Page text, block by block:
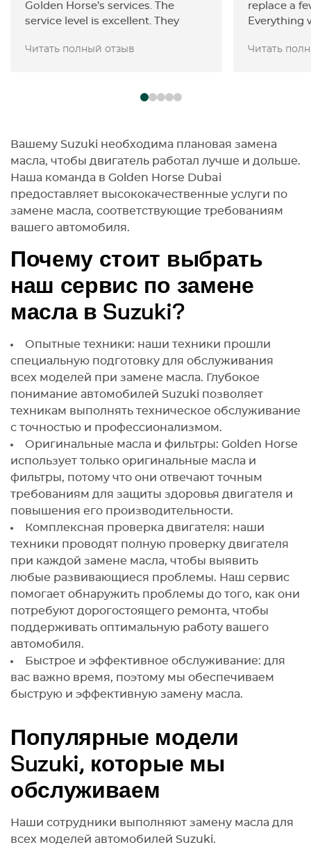
Golden Horse’s services. The
service level is excellent. They
the filters, spark plugs together
the work was done perfectly.
Читать полный отзыв
replace a
Everything
parts
again.
Читать
Вашему Suzuki необходима плановая замена
масла, чтобы двигатель работал лучше и дольше.
Наша команда в Golden Horse Dubai
предоставляет высококачественные услуги по
замене масла, соответствующие требованиям
вашего автомобиля.
Почему стоит выбрать
наш сервис по замене
масла в Suzuki?
Опытные техники: наши техники прошли
специальную подготовку для обслуживания
всех моделей при замене масла. Глубокое
понимание автомобилей Suzuki позволяет
техникам выполнять техническое обслуживание
с точностью и профессионализмом.
Оригинальные масла и фильтры: Golden Horse
использует только оригинальные масла и
фильтры, потому что они отвечают точным
требованиям для защиты здоровья двигателя и
повышения его производительности.
Комплексная проверка двигателя: наши
техники проводят полную проверку двигателя
при каждой замене масла, чтобы выявить
любые развивающиеся проблемы. Наш сервис
помогает обнаружить проблемы до того, как они
потребуют дорогостоящего ремонта, чтобы
поддерживать оптимальную работу вашего
автомобиля.
Быстрое и эффективное обслуживание: для
вас важно время, поэтому мы обеспечиваем
быструю и эффективную замену масла.
Популярные модели
Suzuki, которые мы
обслуживаем
Наши сотрудники выполняют замену масла для
всех моделей автомобилей Suzuki.